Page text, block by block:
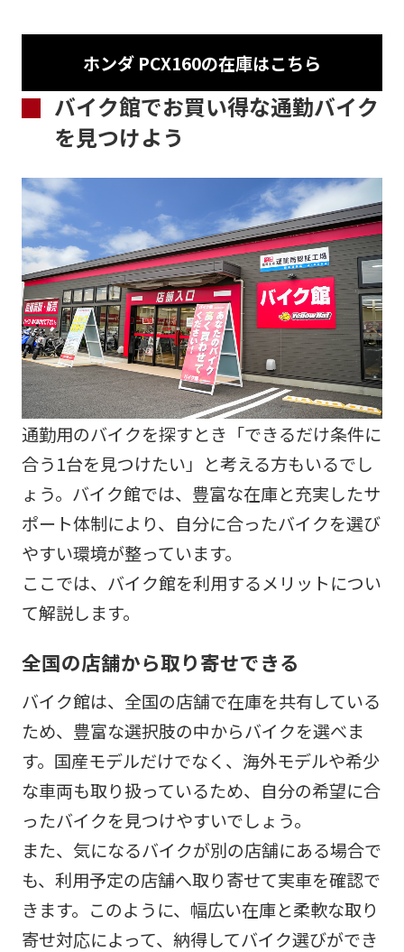
ホンダ PCX160の在庫はこちら
バイク館でお買い得な通勤バイク
を見つけよう
通勤用のバイクを探すとき「できるだけ条件に
合う1台を見つけたい」と考える方もいるでし
ょう。バイク館では、豊富な在庫と充実したサ
ポート体制により、自分に合ったバイクを選び
やすい環境が整っています。
ここでは、バイク館を利用するメリットについ
て解説します。
全国の店舗から取り寄せできる
バイク館は、全国の店舗で在庫を共有している
ため、豊富な選択肢の中からバイクを選べま
す。国産モデルだけでなく、海外モデルや希少
な車両も取り扱っているため、自分の希望に合
ったバイクを見つけやすいでしょう。
また、気になるバイクが別の店舗にある場合で
も、利用予定の店舗へ取り寄せて実車を確認で
きます。このように、幅広い在庫と柔軟な取り
寄せ対応によって、納得してバイク選びができ